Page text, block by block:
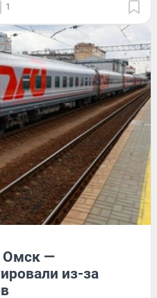
1
Омск —
из-за